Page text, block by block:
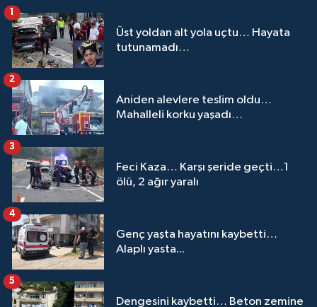
Üst yoldan alt yola uçtu… Hayata
tutunamadı…
1
Aniden alevlere teslim oldu…
Mahalleli korku yaşadı…
2
Feci Kaza… Karşı şeride geçti…1
ölü, 2 ağır yaralı
3
Genç yaşta hayatını kaybetti…
Alaplı yasta...
4
Dengesini kaybetti… Beton zemine
5